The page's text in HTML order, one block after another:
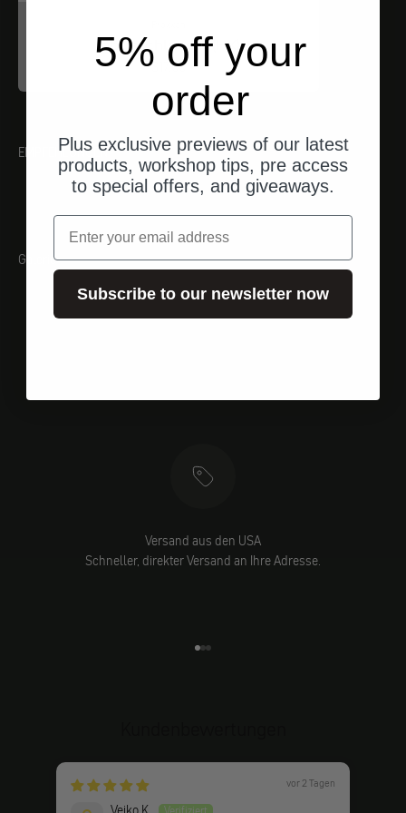
Inbusschlüssel (HX)
Angebot
$17.00
EMPFEHLUNGEN
Galerie
Versand aus den USA
Schneller, direkter Versand an Ihre Adresse.
vor 2 Tagen
5% off your
order
Plus exclusive previews of our latest
products, workshop tips, pre access
to special offers, and giveaways.
Email
Subscribe to our newsletter now